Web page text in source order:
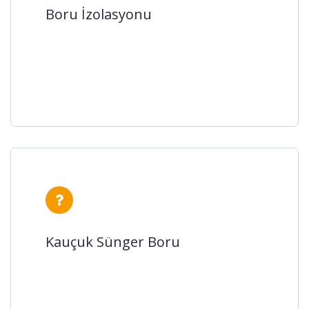
Boru izolasyonu, soğutma ve ısıtma
tesisatlarındaki boruların yalıtımının
Boru İzolasyonu
Kauçuk Sünger Boru
kullanılma uygun olan yalıtım
Kauçuk Sünger Boru